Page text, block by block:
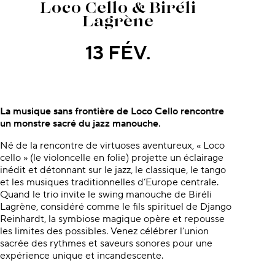
Loco Cello & Biréli
Lagrène
13 FÉV.
À propos du concert
La musique sans frontière de Loco Cello rencontre
un monstre sacré du jazz manouche.
Né de la rencontre de virtuoses aventureux, « Loco
cello » (le violoncelle en folie) projette un éclairage
inédit et détonnant sur le jazz, le classique, le tango
et les musiques traditionnelles d’Europe centrale.
Quand le trio invite le swing manouche de Biréli
Lagrène, considéré comme le fils spirituel de Django
Reinhardt, la symbiose magique opère et repousse
les limites des possibles. Venez célébrer l’union
sacrée des rythmes et saveurs sonores pour une
expérience unique et incandescente.